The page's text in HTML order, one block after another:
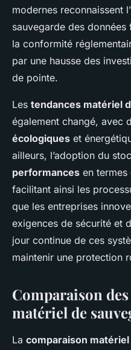
modernes reconnaissent
sauvegarde des
la conformité
par une hausse des
de pointe.
Les tendances matériel
également changé, avec
écologiques et
ailleurs, l’adoption du
performances en
facilitant ainsi les
que les entreprises
exigences de sécurité et
jour continue de ces
maintenir une protection
Comparaison
matériel de
La comparaison